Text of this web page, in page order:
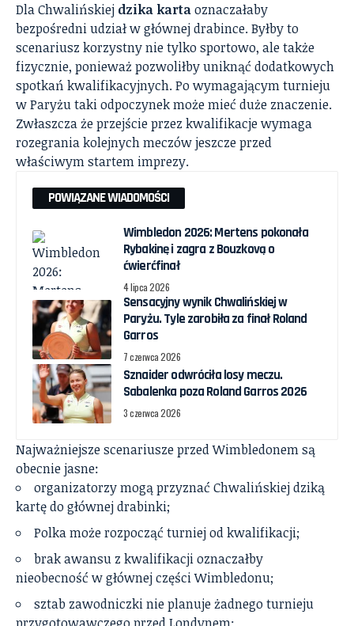
Dla Chwalińskiej dzika kartaoznaczałaby
bezpośredni udział w głównej drabince. Byłby to
scenariusz korzystny nie tylko sportowo, ale także
fizycznie, ponieważ pozwoliłby uniknąć dodatkowych
spotkań kwalifikacyjnych. Po wymagającym turnieju
w Paryżu taki odpoczynek może mieć duże znaczenie.
Zwłaszcza że przejście przez kwalifikacje wymaga
rozegrania kolejnych meczów jeszcze przed
właściwym startem imprezy.
POWIĄZANE WIADOMOŚCI
Wimbledon 2026: Mertens pokonała
Rybakinę i zagra z Bouzkovą o
ćwierćfinał
4 lipca 2026
Sensacyjny wynik Chwalińskiej w
Paryżu. Tyle zarobiła za finał Roland
Garros
7 czerwca 2026
Sznaider odwróciła losy meczu.
Sabalenka poza Roland Garros 2026
3 czerwca 2026
Najważniejsze scenariusze przed Wimbledonem są
obecnie jasne:
organizatorzy mogą przyznać Chwalińskiej dziką
kartę do głównej drabinki;
Polka może rozpocząć turniej od kwalifikacji;
brak awansu z kwalifikacji oznaczałby
nieobecność w głównej części Wimbledonu;
sztab zawodniczki nie planuje żadnego turnieju